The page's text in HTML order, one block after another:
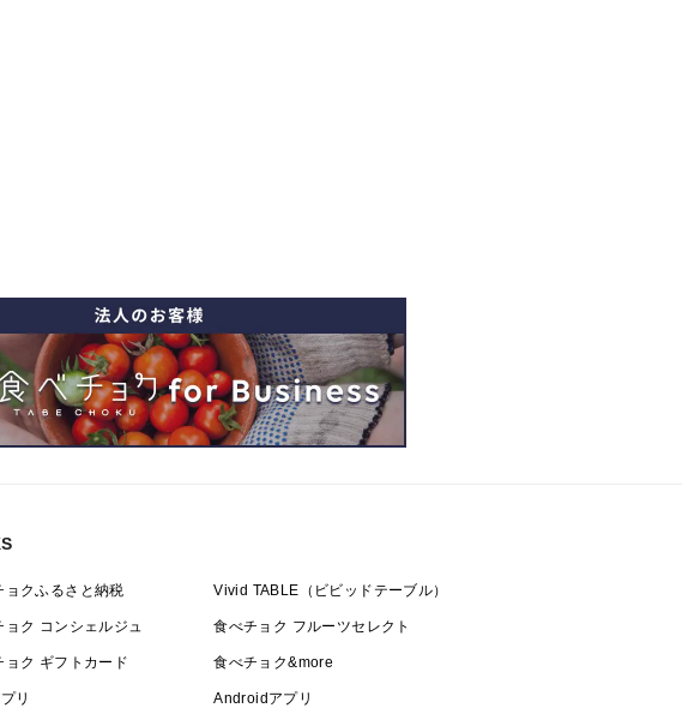
ョクふるさと納税 Vivid TABLE（ビビッドテーブル）
ョク コンシェルジュ 食べチョク フルーツセレクト
ョク ギフトカード 食べチョク&more
リ Androidアプリ